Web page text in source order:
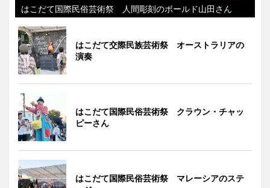
はこだて国際民俗芸術祭 人間彫刻のボールド山田さん
はこだて交際民族芸術祭 オーストラリアの
演奏
はこだて国際民俗芸術祭 クラウン・チャッ
ピーさん
はこだて国際民俗芸術祭 マレーシアのステ